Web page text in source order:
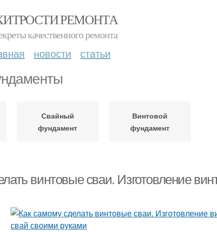
РЕМОНТА
качественного ремонта
новости статьи
Свайный
фундамент
Винтовой
фундамент
винтовые сваи. Изготовление